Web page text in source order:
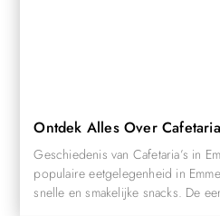
Ontdek Alles Over
Geschiedenis van Cafetaria’s in
populaire eetgelegenheid in
snelle en smakelijke snacks. De